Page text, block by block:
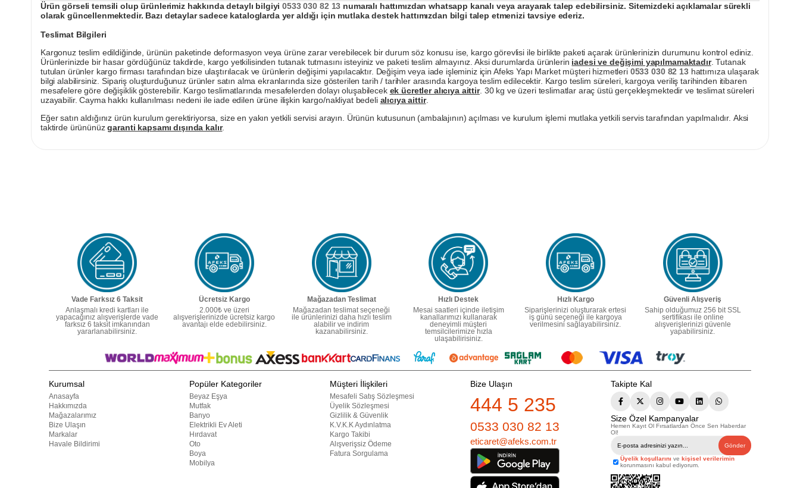
Ürün görseli temsili olup ürünlerimiz hakkında detaylı bilgiyi0533 030 82 13 numaralı hattımızdan whatsapp kanalı veya arayarak talep edebilirsiniz. Sitemizdeki açıklamalar sürekli
olarak güncellenmektedir. Bazı detaylar sadece kataloglarda yer aldığı için mutlaka destek hattımızdan bilgi talep etmenizi tavsiye ederiz.
Teslimat Bilgileri
Kargonuz teslim edildiğinde, ürünün paketinde deformasyon veya ürüne zarar verebilecek bir durum söz konusu ise, kargo görevlisi ile birlikte paketi açarak ürünlerinizin durumunu kontrol ediniz.
Ürünlerinizde bir hasar gördüğünüz takdirde, kargo yetkilisinden tutanak tutmasını isteyiniz ve paketi teslim almayınız. Aksi durumlarda ürünlerin iadesi ve değişimi yapılmamaktadır. Tutanak
tutulan ürünler kargo firması tarafından bize ulaştırılacak ve ürünlerin değişimi yapılacaktır. Değişim veya iade işleminiz için Afeks Yapı Market müşteri hizmetleri 0533 030 82 13hattımıza ulaşarak
bilgi alabilirsiniz. Sipariş oluşturduğunuz ürünler satın alma ekranlarında size gösterilen tarih / tarihler arasında kargoya teslim edilecektir. Kargo teslim süreleri, kargoya veriliş tarihinden itibaren
mesafelere göre değişiklik gösterebilir. Kargo teslimatlarında mesafelerden dolayı oluşabilecek ek ücretler alıcıya aittir. 30 kg ve üzeri teslimatlar araç üstü gerçekleşmektedir ve teslimat süreleri
uzayabilir. Cayma hakkı kullanılması nedeni ile iade edilen ürüne ilişkin kargo/nakliyat bedeli alıcıya aittir.
Eğer satın aldığınız ürün kurulum gerektiriyorsa, size en yakın yetkili servisi arayın. Ürünün kutusunun (ambalajının) açılması ve kurulum işlemi mutlaka yetkili servis tarafından yapılmalıdır. Aksi
taktirde ürününüzgaranti kapsamı dışında kalır.
Vade Farksız 6 Taksit
Anlaşmalı kredi kartları ile
yapacağınız alışverişlerde vade
farksız 6 taksit imkanından
yararlanabilirsiniz.
Ücretsiz Kargo
2.000₺ ve üzeri
alışverişlerinizde ücretsiz kargo
avantajı elde edebilirsiniz.
Mağazadan Teslimat
Mağazadan teslimat seçeneği
ile ürünlerinizi daha hızlı teslim
alabilir ve indirim
kazanabilirsiniz.
Hızlı Destek
Mesai saatleri içinde iletişim
kanallarımızı kullanarak
deneyimli müşteri
temsilcilerimize hızla
ulaşabilirisiniz.
Hızlı Kargo
Siparişlerinizi oluşturarak ertesi
iş günü seçeneği ile kargoya
verilmesini sağlayabilirsiniz.
Güvenli Alışveriş
Sahip olduğumuz 256 bit SSL
sertifikası ile online
alışverişlerinizi güvenle
yapabilirsiniz.
Kurumsal
Anasayfa
Hakkımızda
Mağazalarımız
Bize Ulaşın
Markalar
Havale Bildirimi
Popüler Kategoriler
Beyaz Eşya
Mutfak
Banyo
Elektrikli Ev Aleti
Hırdavat
Oto
Boya
Mobilya
Müşteri İlişkileri
Mesafeli Satış Sözleşmesi
Üyelik Sözleşmesi
Gizlilik & Güvenlik
K.V.K.K Aydınlatma
Kargo Takibi
Alışverişsiz Ödeme
Fatura Sorgulama
Bize Ulaşın
444 5 235
0533 030 82 13
eticaret@afeks.com.tr
Takipte Kal
Size Özel Kampanyalar
Hemen Kayıt Ol Fırsatlardan Önce Sen Haberdar
Ol!
Gönder
Üyelik koşullarını ve kişisel verilerimin
korunmasını kabul ediyorum.